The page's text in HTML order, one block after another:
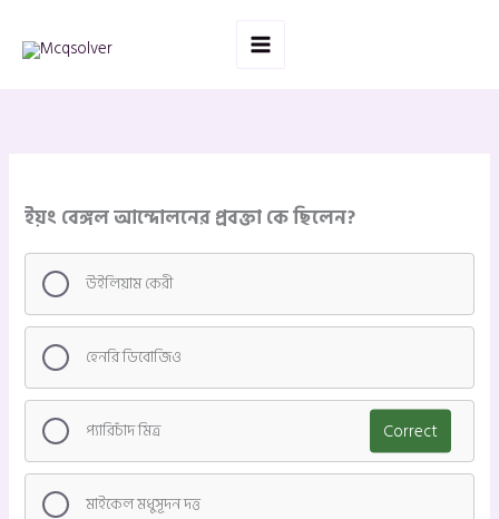
content
ইয়ং বেঙ্গল আন্দোলনের প্রবক্তা কে ছিলেন?
উইলিয়াম কেরী
হেনরি ডিবোজিও
প্যারিচাঁদ মিত্র Correct
মাইকেল মধুসূদন দত্ত